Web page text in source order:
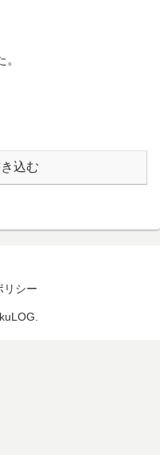
込む
リシー